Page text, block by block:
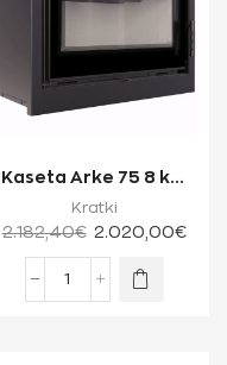
Kaseta Arke 75 8 kW
Ενεργειακή Κασέτα
Τζακιού Μίας...
Kratki
2.182,40€ 2.020,00€